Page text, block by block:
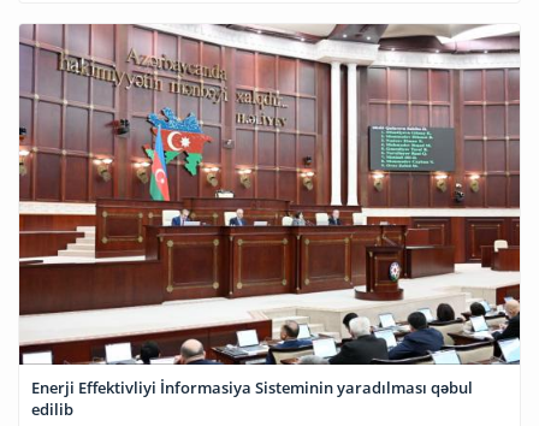
Enerji Effektivliyi İnformasiya Sisteminin yaradılması qəbul
edilib